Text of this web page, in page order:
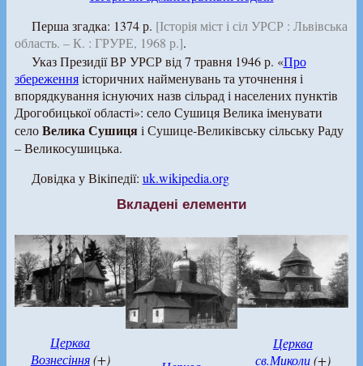
Перша згадка: 1374 р. [Історія міст і сіл УРСР : Львівська
область. – К. : ГРУРЕ, 1968 р.].
Указ Президії ВР УРСР від 7 травня 1946 р. «Про
збереженняісторичних найменувань та уточнення і
впорядкування існуючих назв сільрад і населених пунктів
Дрогобицької області»: село Сушиця Велика іменувати
селоВелика Сушицяі Сушице-Великівську сільську Раду
– Великосушицька.
Довідка у Вікіпедії: uk.wikipedia.org
Вкладені елементи
Церква
Вознесіння(+)
Церква
св.Миколи(+)